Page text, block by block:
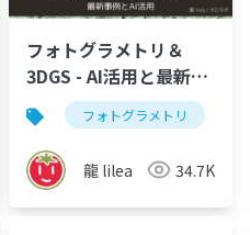
3d gaussian splatting 3dgs
フォトグラメトリ＆
3DGS - AI活用と最新事
例 - 3D SCAN MEETUP
in SHIZUOKA 2025
フォトグラメトリ
龍 lilea 34.7K